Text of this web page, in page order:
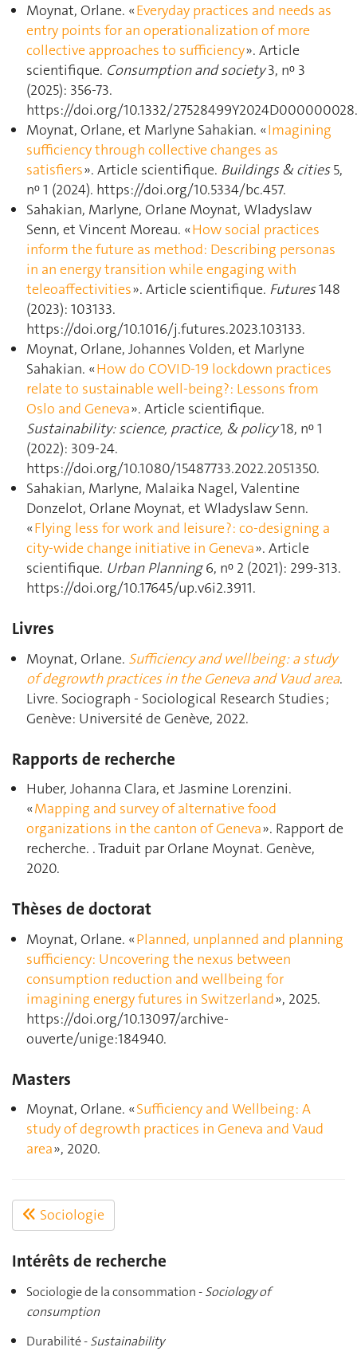
Moynat, Orlane. «Everyday practices and needs as
entry points for an operationalization of more
collective approaches to sufficiency». Article
scientifique. Consumption and society3, nᵒ 3
(2025): 356‑73.
https://doi.org/10.1332/27528499Y2024D000000028.
Moynat, Orlane, et Marlyne Sahakian. «Imagining
sufficiency through collective changes as
satisfiers». Article scientifique. Buildings & cities5,
nᵒ 1 (2024). https://doi.org/10.5334/bc.457.
Sahakian, Marlyne, Orlane Moynat, Wladyslaw
Senn, et Vincent Moreau. «How social practices
inform the future as method: Describing personas
in an energy transition while engaging with
teleoaffectivities». Article scientifique. Futures148
(2023): 103133.
https://doi.org/10.1016/j.futures.2023.103133.
Moynat, Orlane, Johannes Volden, et Marlyne
Sahakian. «How do COVID-19 lockdown practices
relate to sustainable well-being?: Lessons from
Oslo and Geneva». Article scientifique.
Sustainability: science, practice, & policy18, nᵒ 1
(2022): 309‑24.
https://doi.org/10.1080/15487733.2022.2051350.
Sahakian, Marlyne, Malaika Nagel, Valentine
Donzelot, Orlane Moynat, et Wladyslaw Senn.
«Flying less for work and leisure ?: co-designing a
city-wide change initiative in Geneva». Article
scientifique. Urban Planning6, nᵒ 2 (2021): 299‑313.
https://doi.org/10.17645/up.v6i2.3911.
Livres
Moynat, Orlane. Sufficiency and wellbeing: a study
of degrowth practices in the Geneva and Vaud area.
Livre. Sociograph - Sociological Research Studies ;
Genève: Université de Genève, 2022.
Rapports de recherche
Huber, Johanna Clara, et Jasmine Lorenzini.
«Mapping and survey of alternative food
organizations in the canton of Geneva». Rapport de
recherche. . Traduit par Orlane Moynat. Genève,
2020.
Thèses de doctorat
Moynat, Orlane. «Planned, unplanned and planning
sufficiency: Uncovering the nexus between
consumption reduction and wellbeing for
imagining energy futures in Switzerland», 2025.
https://doi.org/10.13097/archive-
ouverte/unige:184940.
Masters
Moynat, Orlane. «Sufficiency and Wellbeing: A
study of degrowth practices in Geneva and Vaud
area», 2020.
Sociologie
Intérêts de recherche
Sociologie de la consommation -Sociology of
consumption
Durabilité -Sustainability